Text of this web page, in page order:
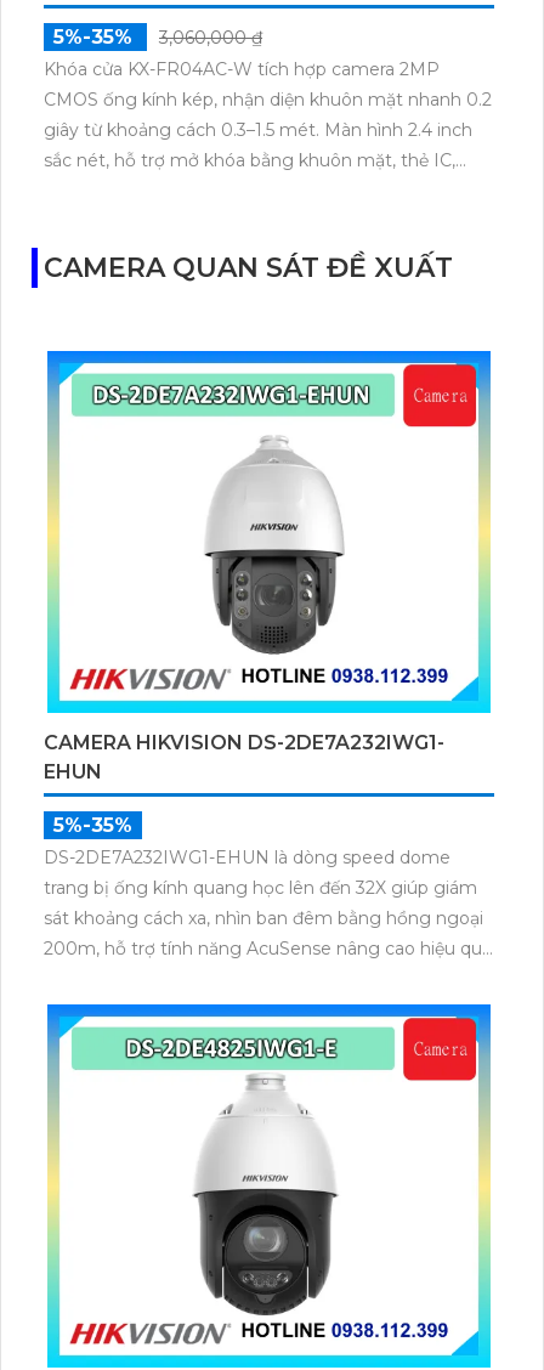
5%-35%
3,060,000 ₫
Khóa cửa KX-FR04AC-W tích hợp camera 2MP
CMOS ống kính kép, nhận diện khuôn mặt nhanh 0.2
giây từ khoảng cách 0.3–1.5 mét. Màn hình 2.4 inch
sắc nét, hỗ trợ mở khóa bằng khuôn mặt, thẻ IC,
CAMERA QUAN SÁT ĐỀ XUẤT
CAMERA HIKVISION DS-2DE7A232IWG1-
EHUN
5%-35%
DS-2DE7A232IWG1-EHUN là dòng speed dome
trang bị ống kính quang học lên đến 32X giúp giám
sát khoảng cách xa, nhìn ban đêm bằng hồng ngoại
200m, hỗ trợ tính năng AcuSense nâng cao hiệu quả
nghệ Self-learning